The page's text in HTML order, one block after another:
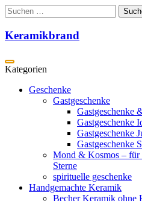
Zum
Inhalt
springen
Suchen
nach:
Keramikbrand
Geschenke
Gastgeschenke
Gastgeschenke
Gastgeschenke
Gastgeschenke
Gastgeschenke
Mond & Kosmos – für
Sterne
spirituelle geschenke
Handgemachte Keramik
Becher Keramik ohne